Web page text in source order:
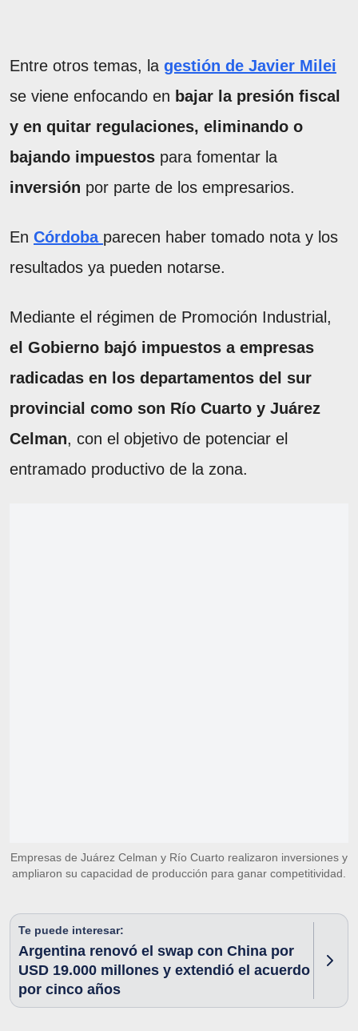
Entre otros temas, la gestión de Javier Milei
se viene enfocando en bajar la presión fiscal
y en quitar regulaciones, eliminando o
bajando impuestos para fomentar la
inversión por parte de los empresarios.
En Córdoba parecen haber tomado nota y los
resultados ya pueden notarse.
Mediante el régimen de Promoción Industrial,
el Gobierno bajó impuestos a empresas
radicadas en los departamentos del sur
provincial como son Río Cuarto y Juárez
Celman, con el objetivo de potenciar el
entramado productivo de la zona.
Empresas de Juárez Celman y Río Cuarto realizaron inversiones y
ampliaron su capacidad de producción para ganar competitividad.
Te puede interesar:
Argentina renovó el swap con China por
USD 19.000 millones y extendió el acuerdo
por cinco años